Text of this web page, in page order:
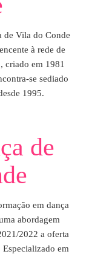
de Vila do Conde
à rede de
criado em 1981
se sediado
1995.
de
em dança
abordagem
2022 a oferta
em